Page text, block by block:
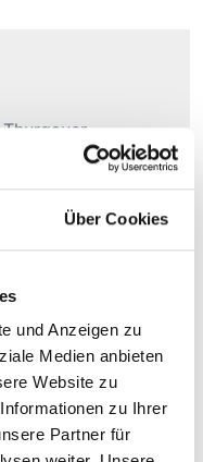
Über Cookies
und Anzeigen zu
Medien anbieten
Website zu
zu Ihrer
Partner für
organisieren?
(pdf)
TGM